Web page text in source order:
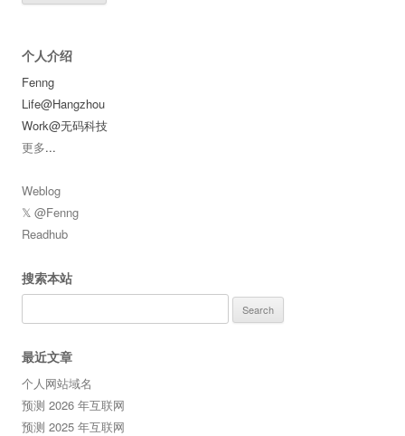
个人介绍
Fenng
Life@Hangzhou
Work@无码科技
更多...
Weblog
𝕏 @Fenng
Readhub
搜索本站
for:
最近文章
个人网站域名
预测 2026 年互联网
预测 2025 年互联网